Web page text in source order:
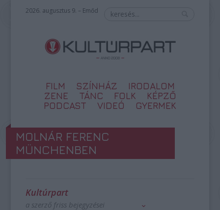
2026. augusztus 9. – Emőd
FILM SZÍNHÁZ
IRODALOM
ZENE
TÁNC FOLK
KÉPZŐ
PODCAST
VIDEÓ GYERMEK
MOLNÁR FERENC
MÜNCHENBEN
Kultúrpart
a szerző friss bejegyzései